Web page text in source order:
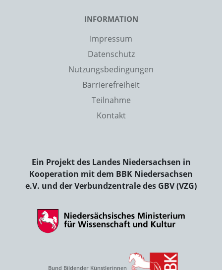
INFORMATION
Impressum
Datenschutz
Nutzungsbedingungen
Barrierefreiheit
Teilnahme
Kontakt
Ein Projekt des Landes Niedersachsen in
Kooperation mit dem BBK Niedersachsen
e.V. und der Verbundzentrale des GBV (VZG)
Bund Bildender Künstlerinnen